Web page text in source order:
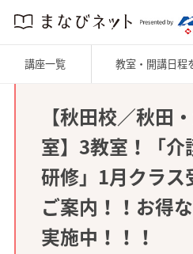
講座一覧 教室・開講日程
【秋田校／秋田
室】3教室！「介
研修」1月クラス
ご案内！！お得
実施中！！！